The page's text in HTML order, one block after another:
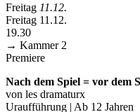
Freitag 11.12.
Freitag 11.12.
19.30
→ Kammer 2
Premiere
Nach dem Spiel = vor dem
von les dramaturx
Uraufführung | Ab 12 Jahren